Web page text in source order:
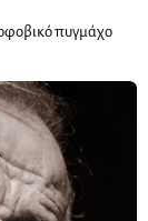
πυγμάχο